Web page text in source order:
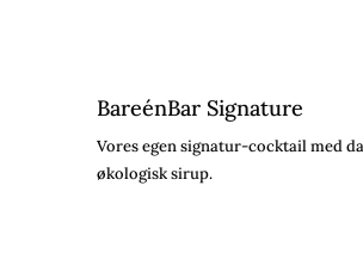
BareénBar Signature
Vores egen signatur-cocktail med
økologisk sirup.